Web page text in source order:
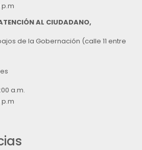
p.m
AL CIUDADANO,
de la Gobernación (calle 11 entre
a.m.
p.m